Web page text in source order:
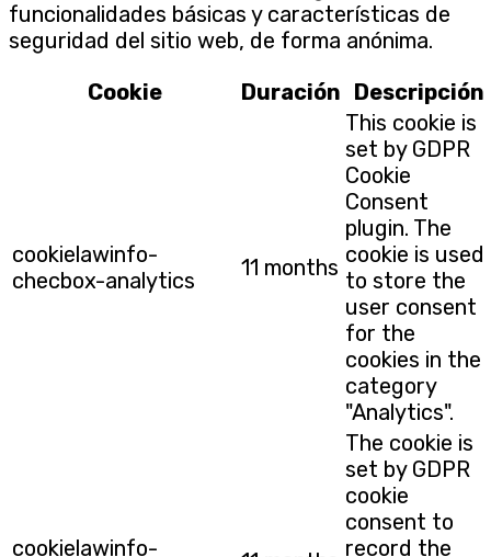
funcionalidades básicas y características de
seguridad del sitio web, de forma anónima.
Cookie
Duración Descripción
cookielawinfo-
checbox-analytics
11 months
This cookie is
set by GDPR
Cookie
Consent
plugin. The
cookie is used
to store the
user consent
for the
cookies in the
category
"Analytics".
cookielawinfo-
The cookie is
set by GDPR
cookie
consent to
record the